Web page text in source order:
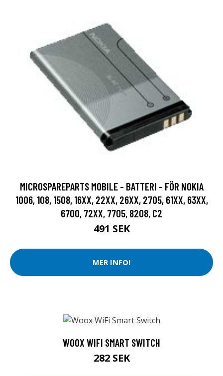
MICROSPAREPARTS MOBILE - BATTERI - FÖR NOKIA
1006, 108, 1508, 16XX, 22XX, 26XX, 2705, 61XX, 63XX,
6700, 72XX, 7705, 8208, C2
491 SEK
MER INFO!
WOOX WIFI SMART SWITCH
282 SEK